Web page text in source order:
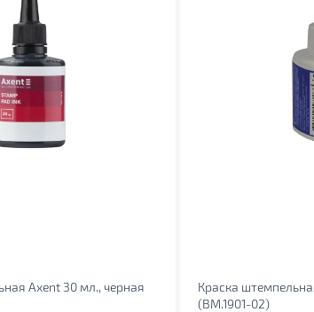
Axent 30 мл., черная
Краска
(BM.1901-02)